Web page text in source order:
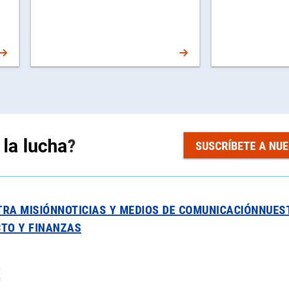
lucha? SUSCRÍBETE A
MISIÓNNOTICIAS Y MEDIOS DE COMUNICACIÓN
Y FINANZAS